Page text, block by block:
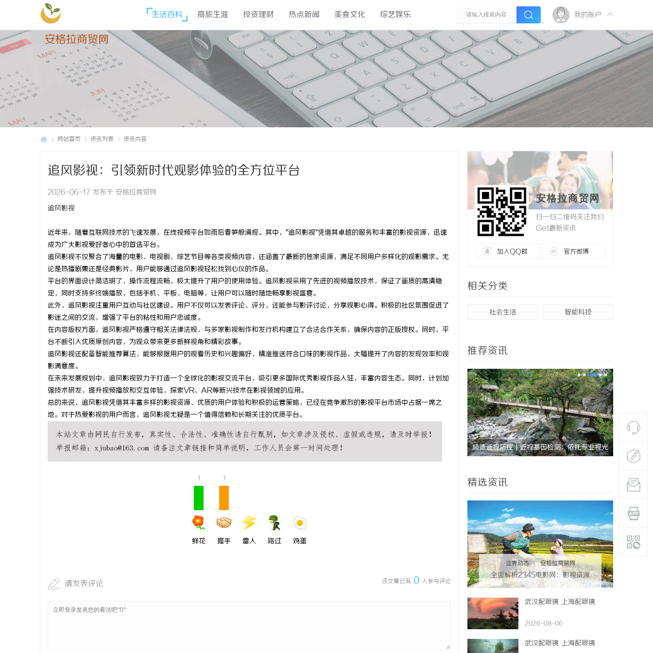
安格拉商贸网
生活百科 商旅生涯 投资理财 热点新闻 美食文化 综艺娱乐 我的账户
网站首页 资讯列表 资讯内容
追风影视：引领新时代观影体验的全方位平台
2026-06-17 发布于 安格拉商贸网
追风影视
近年来，随着互联网技术的飞速发展，在线视频平台如雨后春笋般涌现。其中，"追风影视"凭借其卓越的服务和丰富的影视资源，迅速
成为广大影视爱好者心中的首选平台。
追风影视不仅聚合了海量的电影、电视剧、综艺节目等各类视频内容，还涵盖了最新的独家资源，满足不同用户多样化的观影需求。无
论是热播剧集还是经典影片，用户能够通过追风影视轻松找到心仪的作品。
平台的界面设计简洁明了，操作流程流畅，极大提升了用户的使用体验。追风影视采用了先进的视频播放技术，保证了画质的高清稳
定，同时支持多终端播放，包括手机、平板、电脑等，让用户可以随时随地畅享影视盛宴。
此外，追风影视注重用户互动与社区建设。用户不仅可以发表评论、评分，还能参与影评讨论，分享观影心得。积极的社区氛围促进了
影迷之间的交流，增强了平台的粘性和用户忠诚度。
在内容版权方面，追风影视严格遵守相关法律法规，与多家影视制作和发行机构建立了合法合作关系，确保内容的正版授权。同时，平
台不断引入优质原创内容，为观众带来更多新鲜视角和精彩故事。
追风影视还配备智能推荐算法，能够根据用户的观看历史和兴趣偏好，精准推送符合口味的影视作品，大幅提升了内容的发现效率和观
影满意度。
在未来发展规划中，追风影视致力于打造一个全球化的影视交流平台，吸引更多国际优秀影视作品入驻，丰富内容生态。同时，计划加
强技术研发，提升视频播放和交互体验，探索VR、AR等新兴技术在影视领域的应用。
总的来说，追风影视凭借其丰富多样的影视资源、优质的用户体验和积极的运营策略，已经在竞争激烈的影视平台市场中占据一席之
地。对于热爱影视的用户而言，追风影视无疑是一个值得信赖和长期关注的优质平台。
1
鲜花
1
握手 雷人 路过 鸡蛋
该文章已有 0 人参与评论
请发表评论
安格拉商贸网
扫一扫二维码关注我们
Get最新资讯
加入QQ群 官方微博
相关分类
社会生活 智能科技
推荐资讯
550FC30耐磨改性颗粒：提升材料性能的新 金牌影院：打造影视娱乐新天地的领航者 顺德近视防控｜近视基因检测：依托专业视光 深入解析
设计哲学
精选资讯
业界动态 | 安格拉商贸网
全面解析2345电影网：影视资源
的海量宝库与观影新体验
武汉配眼镜 上海配眼镜
2026-08-06
武汉配眼镜 上海配眼镜